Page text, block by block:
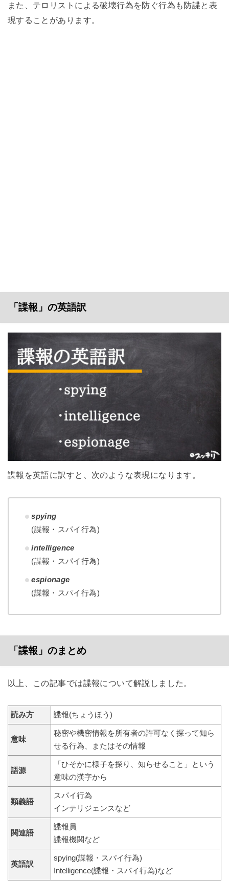
また、テロリストによる破壊行為を防ぐ行為も防諜と表
現することがあります。
「諜報」の英語訳
諜報を英語に訳すと、次のような表現になります。
spying
(諜報・スパイ行為)
intelligence
(諜報・スパイ行為)
espionage
(諜報・スパイ行為)
「諜報」のまとめ
以上、この記事では諜報について解説しました。
読み方 諜報(ちょうほう)
意味
秘密や機密情報を所有者の許可なく探って知ら
せる行為、またはその情報
語源
「ひそかに様子を探り、知らせること」という
意味の漢字から
類義語
スパイ行為
インテリジェンスなど
関連語
諜報員
諜報機関など
英語訳
spying(諜報・スパイ行為)
Intelligence(諜報・スパイ行為)など